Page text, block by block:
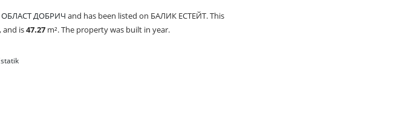
ДОБРИЧ and has been listed on БАЛИК ЕСТЕЙТ. This
and is47.27 m². The property was built in year.